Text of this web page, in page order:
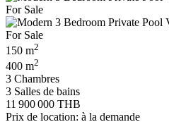
150 m2
400 m2
3 Chambres
3 Salles de bains
11 900 000 THB
Prix de location: à la demande